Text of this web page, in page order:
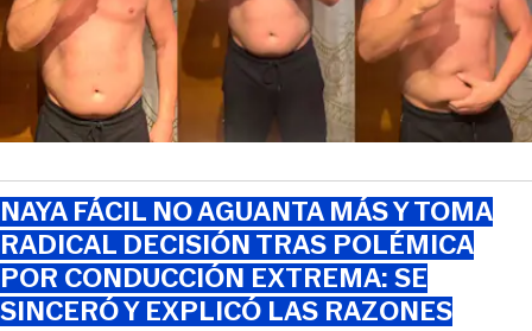
NAYA FÁCIL NO AGUANTA MÁS Y TOMA
RADICAL DECISIÓN TRAS POLÉMICA
POR CONDUCCIÓN EXTREMA: SE
SINCERÓ Y EXPLICÓ LAS RAZONES